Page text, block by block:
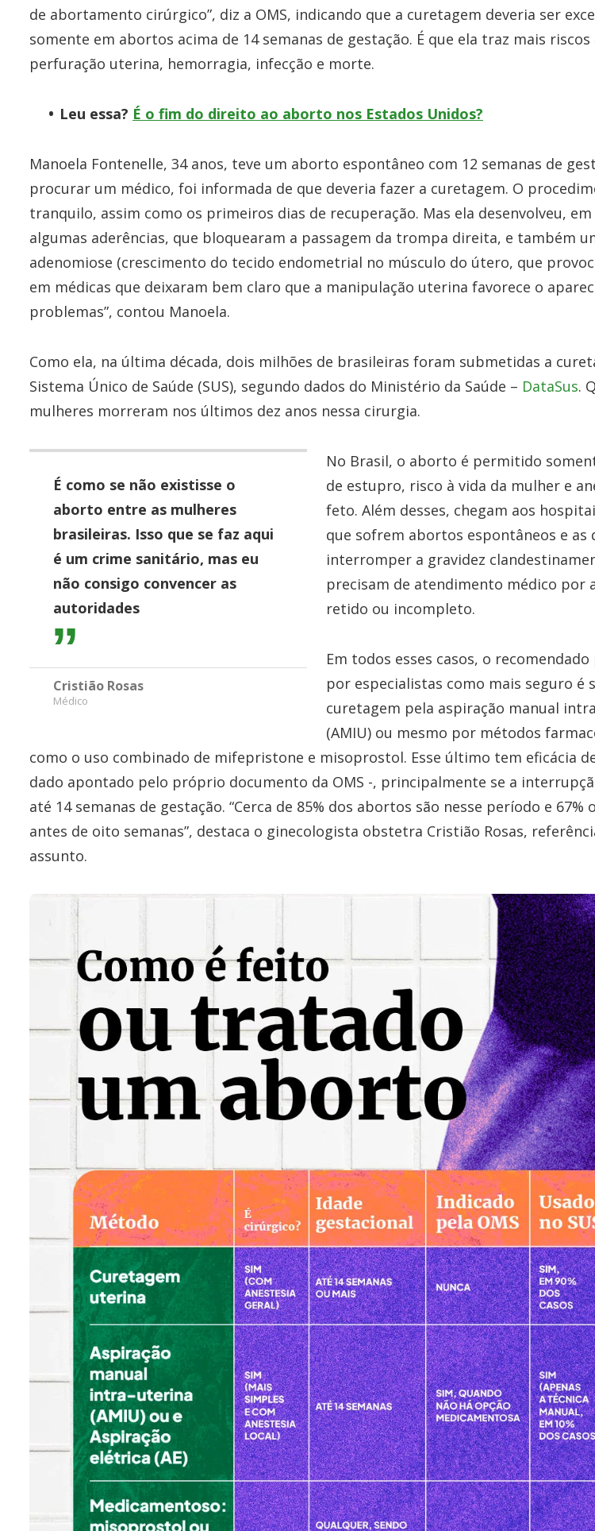
de abortamento cirúrgico”, diz a OMS, indicando que a curetagem deveria ser
somente em abortos acima de 14 semanas de gestação. É que ela traz mais riscos
perfuração uterina, hemorragia, infecção e morte.
Leu essa? É o fim do direito ao aborto nos Estados Unidos?
Manoela Fontenelle, 34 anos, teve um aborto espontâneo com 12 semanas de
procurar um médico, foi informada de que deveria fazer a curetagem. O
tranquilo, assim como os primeiros dias de recuperação. Mas ela desenvolveu, em
algumas aderências, que bloquearam a passagem da trompa direita, e também
adenomiose (crescimento do tecido endometrial no músculo do útero, que
em médicas que deixaram bem claro que a manipulação uterina favorece o
problemas”, contou Manoela.
Como ela, na última década, dois milhões de brasileiras foram submetidas a
Sistema Único de Saúde (SUS), segundo dados do Ministério da Saúde – DataSus.
mulheres morreram nos últimos dez anos nessa cirurgia.
É como se não existisse o
aborto entre as mulheres
brasileiras. Isso que se faz aqui
é um crime sanitário, mas eu
não consigo convencer as
autoridades
Cristião Rosas
Médico
No Brasil, o aborto é permitido
de estupro, risco à vida da mulher e
feto. Além desses, chegam aos
que sofrem abortos espontâneos e as
interromper a gravidez
precisam de atendimento médico por
retido ou incompleto.
Em todos esses casos, o recomendado
por especialistas como mais seguro é
curetagem pela aspiração manual
(AMIU) ou mesmo por métodos
como o uso combinado de mifepristone e misoprostol. Esse último tem eficácia
dado apontado pelo próprio documento da OMS -, principalmente se a
até 14 semanas de gestação. “Cerca de 85% dos abortos são nesse período e 67%
antes de oito semanas”, destaca o ginecologista obstetra Cristião Rosas,
assunto.